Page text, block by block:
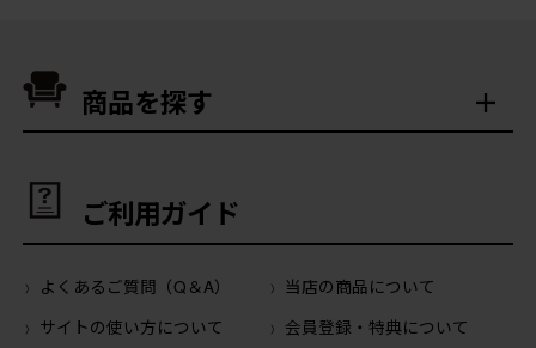
商品を探す
ご利用ガイド
よくあるご質問（Q＆A）
当店の商品について
サイトの使い方について
会員登録・特典について